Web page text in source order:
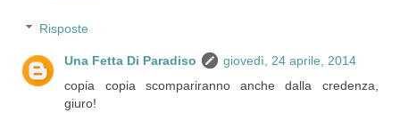
Risposte
Una Fetta Di Paradiso
giovedì, 24 aprile, 2014
copia copia scompariranno anche dalla credenza,
giuro!